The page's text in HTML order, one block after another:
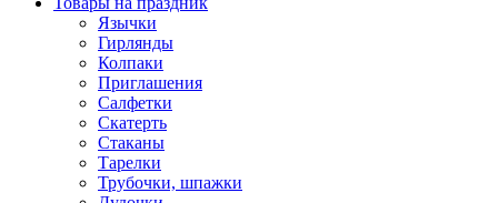
Язычки
Гирлянды
Колпаки
Приглашения
Салфетки
Скатерть
Стаканы
Тарелки
Трубочки, шпажки